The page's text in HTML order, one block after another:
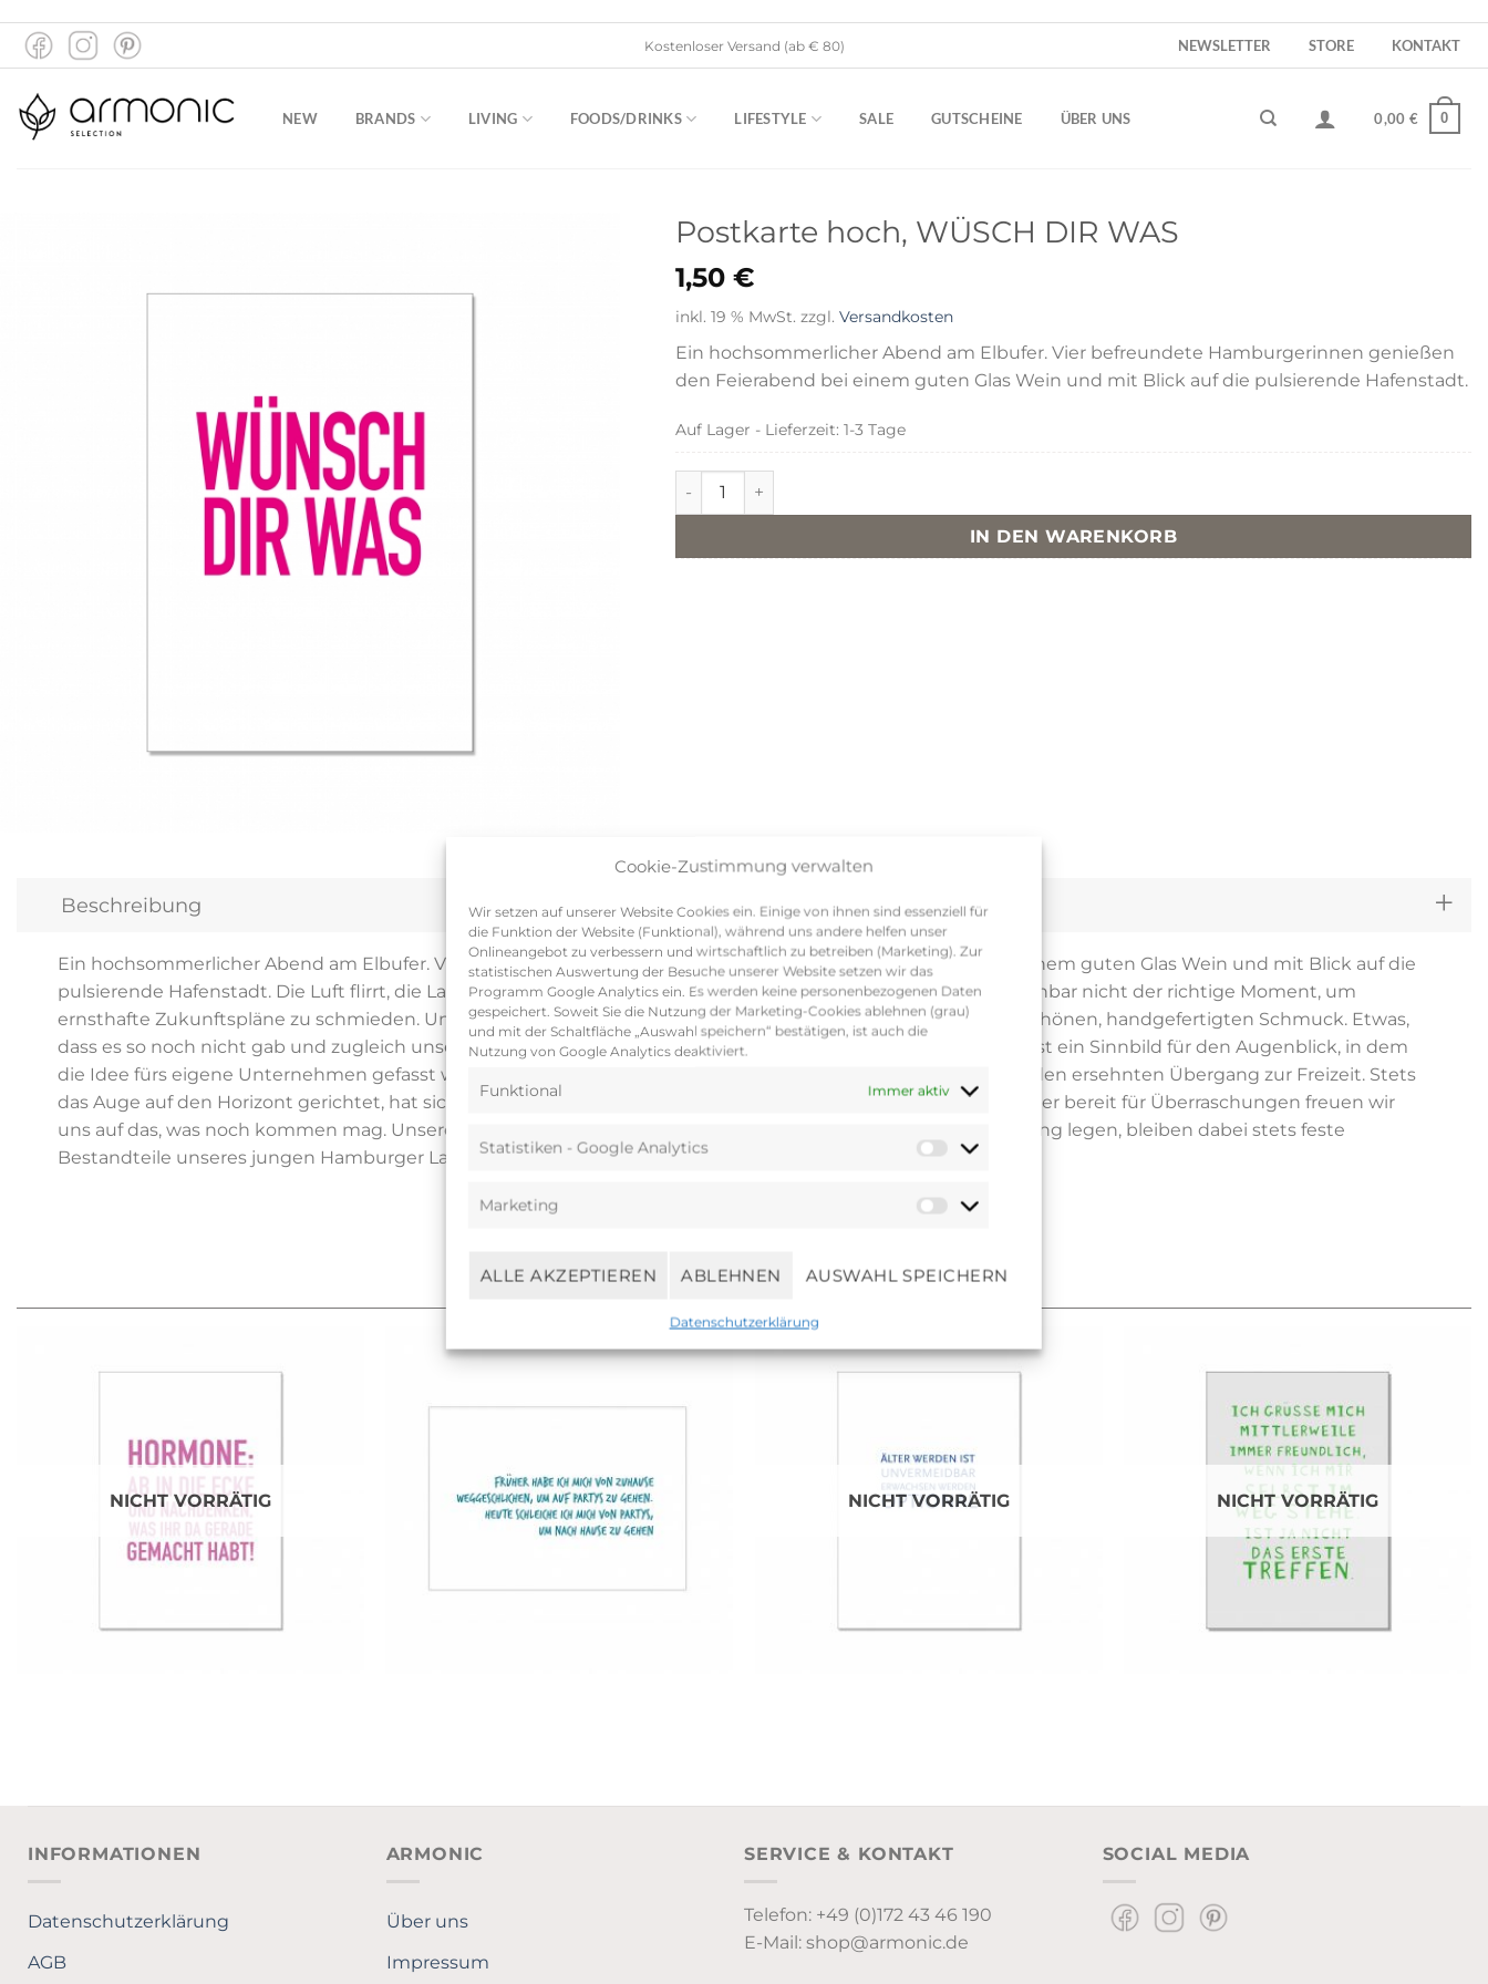
Cookie-Zustimmung verwalten
Wir setzen auf unserer Website Cookies ein. Einige von ihnen sind essenziell für
die Funktion der Website (Funktional), während uns andere helfen unser
Onlineangebot zu verbessern und wirtschaftlich zu betreiben (Marketing). Zur
statistischen Auswertung der Besuche unserer Website setzen wir das
Programm Google Analytics ein. Es werden keine personenbezogenen Daten
gespeichert. Soweit Sie die Nutzung der Marketing-Cookies ablehnen (grau)
und mit der Schaltfläche „Auswahl speichern“ bestätigen, ist auch die
Nutzung von Google Analytics deaktiviert.
Funktional Immer aktiv
Statistiken - Google Analytics
Marketing
ALLE AKZEPTIEREN ABLEHNEN AUSWAHL SPEICHERN
Datenschutzerklärung
Zum
Inhalt
springen
Kostenloser Versand (ab € 80) NEWSLETTER STORE KONTAKT
NEW BRANDS LIVING FOODS/DRINKS LIFESTYLE SALE GUTSCHEINE ÜBER UNS 0,00 € 0
Postkarte hoch, WÜSCH DIR WAS
1,50 €
inkl. 19 % MwSt. zzgl. Versandkosten
Ein hochsommerlicher Abend am Elbufer. Vier befreundete Hamburgerinnen genießen
den Feierabend bei einem guten Glas Wein und mit Blick auf die pulsierende Hafenstadt.
Auf Lager - Lieferzeit: 1-3 Tage
Postkarte hoch, WÜSCH DIR WAS Menge
IN DEN WARENKORB
Beschreibung
Ein hochsommerlicher Abend am Elbufer. Vier befreundete Hamburgerinnen genießen den Feierabend bei einem guten Glas Wein und mit Blick auf die
pulsierende Hafenstadt. Die Luft flirrt, die Laune ist prächtig und an guten Gesprächen mangelt es nicht. Scheinbar nicht der richtige Moment, um
ernsthafte Zukunftspläne zu schmieden. Und doch steht Punkt 17.30 Uhr der Entschluss fest: ‚Wir verkaufen schönen, handgefertigten Schmuck. Etwas,
dass es so noch nicht gab und zugleich unser Wesen widerspiegelt.‘ Auch der Name war bald gefunden. 17;30 ist ein Sinnbild für den Augenblick, in dem
die Idee fürs eigene Unternehmen gefasst wurde; doch auch ein Symbol für den wohlverdienten Feierabend, den ersehnten Übergang zur Freizeit. Stets
das Auge auf den Horizont gerichtet, hat sich unserer Sortiment zusehends erweitert. Enthusiastisch und immer bereit für Überraschungen freuen wir
uns auf das, was noch kommen mag. Unsere Heimatliebe und den Wert, den wir auf handwerkliche Verarbeitung legen, bleiben dabei stets feste
Bestandteile unseres jungen Hamburger Labels.
Ähnliche Produkte
NICHT VORRÄTIG NICHT VORRÄTIG NICHT VORRÄTIG
INFORMATIONEN
Datenschutzerklärung
AGB
ARMONIC
Über uns
Impressum
SERVICE & KONTAKT
Telefon: +49 (0)172 43 46 190
E-Mail: shop@armonic.de
SOCIAL MEDIA